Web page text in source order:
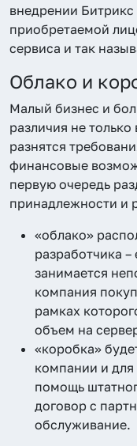
внедрении
приобретаемой
сервиса и так
Облако и
Малый бизнес и
различия не
разнятся
финансовые
первую очередь
принадлежности и
«облако»
разработчика
занимается
компания
рамках
объем на
«коробка»
компании и
помощь
договор с
обслуживание.